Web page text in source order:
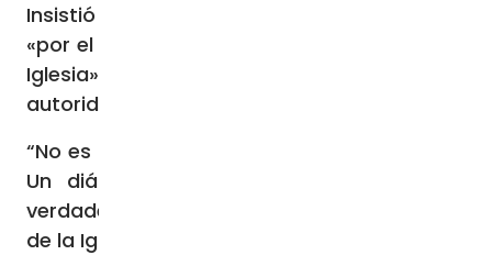
Insistió en que las aclaraciones se pidieron
«por el bien de la verdad y por el bien de la
Iglesia», «sin negar que es el Papa, que tiene
autoridad en la Iglesia».
“No es que sea nuestro esclavo, para nada.
Un diálogo con él es un diálogo sobre
verdades importantes de la fe y de la moral
de la Iglesia”, expresó.